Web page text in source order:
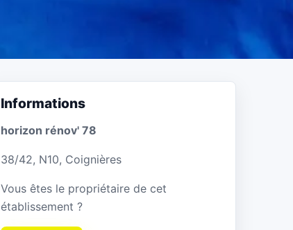
Informations
horizon rénov' 78
38/42, N10, Coignières
Vous êtes le propriétaire de cet
établissement ?